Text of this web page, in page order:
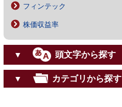
フィンテック
株価収益率
▼ 頭文字から探す
▼ カテゴリから探す